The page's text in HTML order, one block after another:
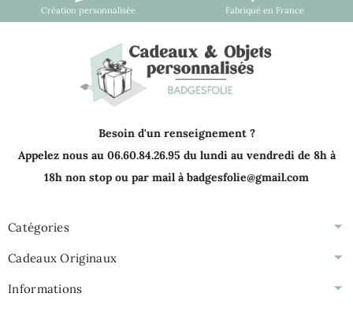
Création personnalisée Fabriqué en France
Besoin d'un renseignement ?
Appelez nous au 06.60.84.26.95 du lundi au vendredi de 8h à
18h non stop ou par mail à badgesfolie@gmail.com
Catégories
Cadeaux Originaux
Informations